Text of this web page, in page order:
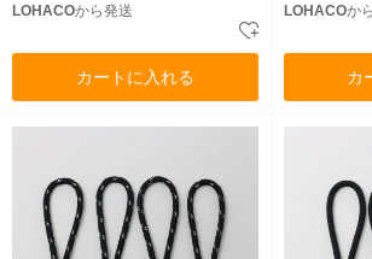
LOHACOから発送
カートに入れる
LOHACOか
カ